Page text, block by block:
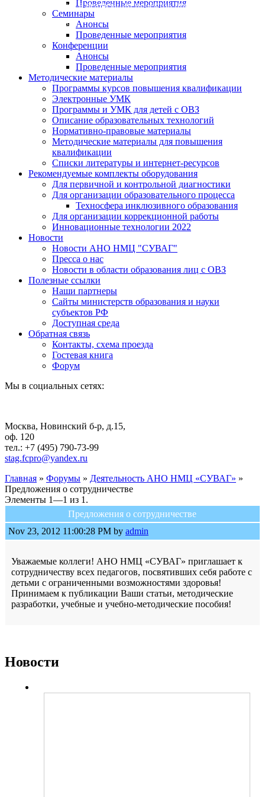
участвует в реализации проектов при поддержке
Подробнее
Проведенные мероприятия
Семинары
Анонсы
Проведенные мероприятия
Конференции
Анонсы
Проведенные мероприятия
Методические материалы
Программы курсов повышения квалификации
Электронные УМК
Программы и УМК для детей с ОВЗ
Описание образовательных технологий
Нормативно-правовые материалы
Методические материалы для повышения
квалификации
Списки литературы и интернет-ресурсов
Рекомендуемые комплекты оборудования
Для первичной и контрольной диагностики
Для организации образовательного процесса
Техносфера инклюзивного образования
Для организации коррекционной работы
Инновационные технологии 2022
Новости
Новости АНО НМЦ "СУВАГ"
Пресса о нас
Новости в области образования лиц с ОВЗ
Полезные ссылки
Наши партнеры
Сайты министерств образования и науки
субъектов РФ
Доступная среда
Обратная связь
Контакты, схема проезда
Гостевая книга
Форум
Мы в социальных сетях:
Москва, Новинский б-р, д.15,
оф. 120
тел.: +7 (495) 790-73-99
stag.fcpro@yandex.ru
Главная » Форумы » Деятельность АНО НМЦ «СУВАГ» »
Предложения о сотрудничестве
Элементы 1—1 из 1.
Предложения о сотрудничестве
Nov 23, 2012 11:00:28 PM by admin
Уважаемые коллеги! АНО НМЦ «СУВАГ» приглашает к
сотрудничеству всех педагогов, посвятивших себя работе с
детьми с ограниченными возможностями здоровья!
Принимаем к публикации Ваши статьи, методические
разработки, учебные и учебно-методические пособия!
Новости